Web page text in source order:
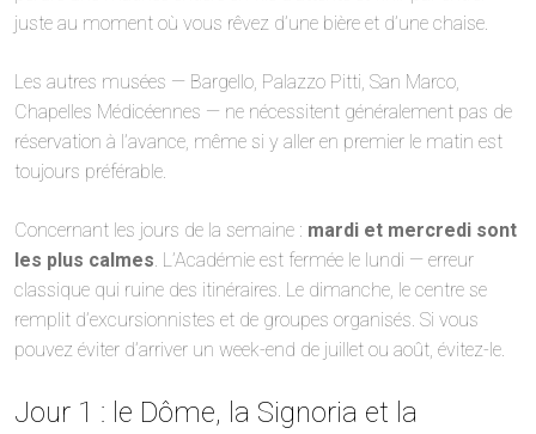
juste au moment où vous rêvez d’une bière et d’une chaise.
Les autres musées — Bargello, Palazzo Pitti, San Marco,
Chapelles Médicéennes — ne nécessitent généralement pas de
réservation à l’avance, même si y aller en premier le matin est
toujours préférable.
Concernant les jours de la semaine : mardi et mercredi sont
les plus calmes. L’Académie est fermée le lundi — erreur
classique qui ruine des itinéraires. Le dimanche, le centre se
remplit d’excursionnistes et de groupes organisés. Si vous
pouvez éviter d’arriver un week-end de juillet ou août, évitez-le.
Jour 1 : le Dôme, la Signoria et la